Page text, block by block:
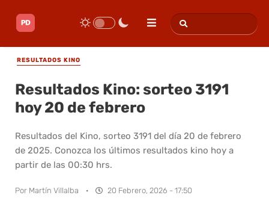
RESULTADOS KINO
Resultados Kino: sorteo 3191
hoy 20 de febrero
Resultados del Kino, sorteo 3191 del día 20 de febrero
de 2025. Conozca los últimos resultados kino hoy a
partir de las 00:30 hrs.
Por Martín Villalba · 20 Febrero, 2026 - 17:50